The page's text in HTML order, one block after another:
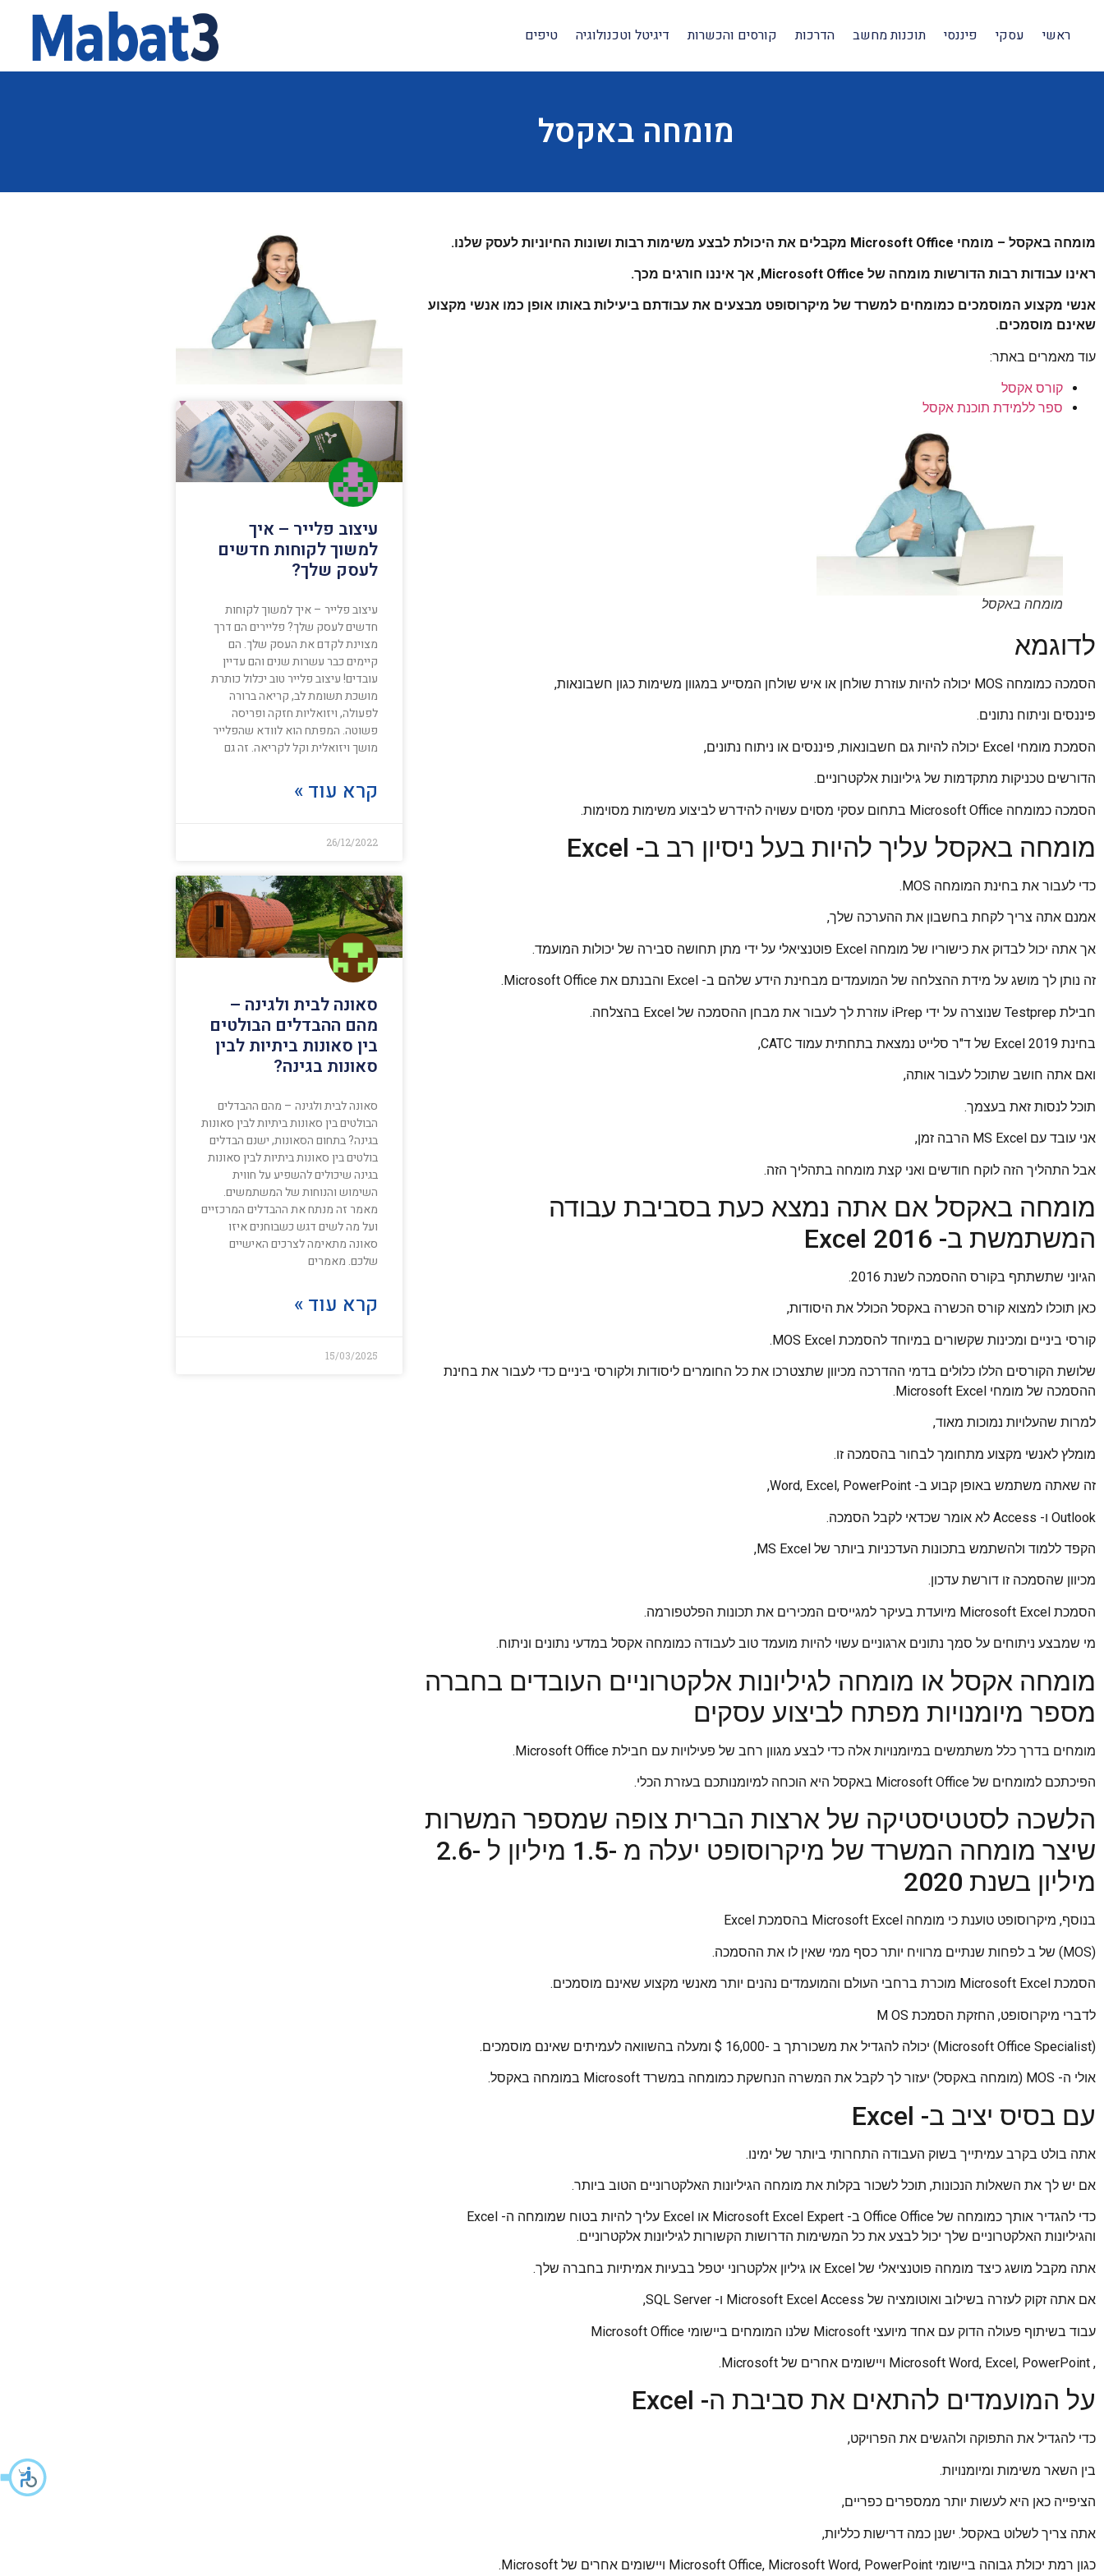
ראשי עסקי פיננסי תוכנות מחשב הדרכות קורסים והכשרות דיגיטל וטכנולוגיה טיפים
מומחה באקסל
מומחה באקסל – מומחי Microsoft Office מקבלים את היכולת לבצע משימות רבות ושונות החיוניות לעסק שלנו.
ראינו עבודות רבות הדורשות מומחה של Microsoft Office, אך איננו חורגים מכך.
אנשי מקצוע המוסמכים כמומחים למשרד של מיקרוסופט מבצעים את עבודתם ביעילות באותו אופן כמו אנשי מקצוע
שאינם מוסמכים.
עוד מאמרים באתר:
קורס אקסל
ספר ללמידת תוכנת אקסל
מומחה באקסל
לדוגמא
הסמכה כמומחה MOS יכולה להיות עוזרת שולחן או איש שולחן המסייע במגוון משימות כגון חשבונאות,
פיננסים וניתוח נתונים.
הסמכת מומחי Excel יכולה להיות גם חשבונאות, פיננסים או ניתוח נתונים,
הדורשים טכניקות מתקדמות של גיליונות אלקטרוניים.
הסמכה כמומחה Microsoft Office בתחום עסקי מסוים עשויה להידרש לביצוע משימות מסוימות.
מומחה באקסל עליך להיות בעל ניסיון רב ב- Excel
כדי לעבור את בחינת המומחה MOS.
אמנם אתה צריך לקחת בחשבון את ההערכה שלך,
אך אתה יכול לבדוק את כישוריו של מומחה Excel פוטנציאלי על ידי מתן תחושה סבירה של יכולות המועמד.
זה נותן לך מושג על מידת ההצלחה של המועמדים מבחינת הידע שלהם ב- Excel והבנתם את Microsoft Office.
חבילת Testprep שנוצרה על ידי iPrep עוזרת לך לעבור את מבחן ההסמכה של Excel בהצלחה.
בחינת Excel 2019 של ד"ר סלייט נמצאת בתחתית עמוד CATC,
ואם אתה חושב שתוכל לעבור אותה,
תוכל לנסות זאת בעצמך.
אני עובד עם MS Excel הרבה זמן,
אבל התהליך הזה לוקח חודשים ואני קצת מומחה בתהליך הזה.
מומחה באקסל אם אתה נמצא כעת בסביבת עבודה
המשתמשת ב- Excel 2016
הגיוני שתשתתף בקורס ההסמכה לשנת 2016.
כאן תוכלו למצוא קורס הכשרה באקסל הכולל את היסודות,
קורסי ביניים ומכינות שקשורים במיוחד להסמכת MOS Excel.
שלושת הקורסים הללו כלולים בדמי ההדרכה מכיוון שתצטרכו את כל החומרים ליסודות ולקורסי ביניים כדי לעבור את בחינת
ההסמכה של מומחי Microsoft Excel.
למרות שהעלויות נמוכות מאוד,
מומלץ לאנשי מקצוע מתחומך לבחור בהסמכה זו.
זה שאתה משתמש באופן קבוע ב- Word, Excel, PowerPoint,
Outlook ו- Access לא אומר שכדאי לקבל הסמכה.
הקפד ללמוד ולהשתמש בתכונות העדכניות ביותר של MS Excel,
מכיוון שהסמכה זו דורשת עדכון.
הסמכת Microsoft Excel מיועדת בעיקר למגייסים המכירים את תכונות הפלטפורמה.
מי שמבצע ניתוחים על סמך נתונים ארגוניים עשוי להיות מועמד טוב לעבודה כמומחה אקסל במדעי נתונים וניתוח.
מומחה אקסל או מומחה לגיליונות אלקטרוניים העובדים בחברה
מספר מיומנויות מפתח לביצוע עסקים
מומחים בדרך כלל משתמשים במיומנויות אלה כדי לבצע מגוון רחב של פעילויות עם חבילת Microsoft Office.
הפיכתכם למומחים של Microsoft Office באקסל היא הוכחה למיומנותכם בעזרת הכלי.
הלשכה לסטטיסטיקה של ארצות הברית צופה שמספר המשרות
שיצר מומחה המשרד של מיקרוסופט יעלה מ -1.5 מיליון ל -2.6
מיליון בשנת 2020
בנוסף, מיקרוסופט טוענת כי מומחה Microsoft Excel בהסמכת Excel
(MOS) של ב לפחות שנתיים מרוויח יותר כסף ממי שאין לו את ההסמכה.
הסמכת Microsoft Excel מוכרת ברחבי העולם והמועמדים נהנים יותר מאנשי מקצוע שאינם מוסמכים.
לדברי מיקרוסופט, החזקת הסמכת M OS
(Microsoft Office Specialist) יכולה להגדיל את משכורתך ב -16,000 $ ומעלה בהשוואה לעמיתים שאינם מוסמכים.
אולי ה- MOS (מומחה באקסל) יעזור לך לקבל את המשרה הנחשקת כמומחה במשרד Microsoft במומחה באקסל.
עם בסיס יציב ב- Excel
אתה בולט בקרב עמיתייך בשוק העבודה התחרותי ביותר של ימינו.
אם יש לך את השאלות הנכונות, תוכל לשכור בקלות את מומחה הגיליונות האלקטרוניים הטוב ביותר.
כדי להגדיר אותך כמומחה של Office Office ב- Microsoft Excel Expert או Excel עליך להיות בטוח שמומחה ה- Excel
והגיליונות האלקטרוניים שלך יכול לבצע את כל המשימות הדרושות הקשורות לגיליונות אלקטרוניים.
אתה מקבל מושג כיצד מומחה פוטנציאלי של Excel או גיליון אלקטרוני יטפל בבעיות אמיתיות בחברה שלך.
אם אתה זקוק לעזרה בשילוב ואוטומציה של Microsoft Excel Access ו- SQL Server,
עבוד בשיתוף פעולה הדוק עם אחד מיועצי Microsoft שלנו המומחים ביישומי Microsoft Office
, Microsoft Word, Excel, PowerPoint ויישומים אחרים של Microsoft.
על המועמדים להתאים את סביבת ה- Excel
כדי להגדיל את התפוקה ולהגשים את הפרויקט,
בין השאר משימות ומיומנויות.
הציפייה כאן היא לעשות יותר ממספרים כפריים,
אתה צריך לשלוט באקסל. ישנן כמה דרישות כלליות,
כגון רמת יכולת גבוהה ביישומי Microsoft Office, Microsoft Word, PowerPoint ויישומים אחרים של Microsoft.
עיצוב פלייר – איך
למשוך לקוחות חדשים
לעסק שלך?
עיצוב פלייר – איך למשוך לקוחות
חדשים לעסק שלך? פליירים הם דרך
מצוינת לקדם את העסק שלך. הם
קיימים כבר עשרות שנים והם עדיין
עובדים! עיצוב פלייר טוב יכלול כותרת
מושכת תשומת לב, קריאה ברורה
לפעולה, ויזואליות חזקה ופריסה
פשוטה. המפתח הוא לוודא שהפלייר
מושך ויזואלית וקל לקריאה. זה גם
קרא עוד »
26/12/2022
סאונה לבית ולגינה –
מהם ההבדלים הבולטים
בין סאונות ביתיות לבין
סאונות בגינה?
סאונה לבית ולגינה – מהם ההבדלים
הבולטים בין סאונות ביתיות לבין סאונות
בגינה? בתחום הסאונות, ישנם הבדלים
בולטים בין סאונות ביתיות לבין סאונות
בגינה שיכולים להשפיע על חווית
השימוש והנוחות של המשתמשים.
מאמר זה מנתח את ההבדלים המרכזיים
ועל מה לשים דגש כשבוחנים איזו
סאונה מתאימה לצרכים האישיים
שלכם. מאמרים
קרא עוד »
15/03/2025